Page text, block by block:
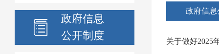
政府信息
公开制度
政府信息
关于做好2025